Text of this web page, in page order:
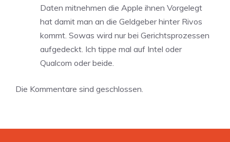
Daten mitnehmen die Apple ihnen Vorgelegt
hat damit man an die Geldgeber hinter Rivos
kommt. Sowas wird nur bei Gerichtsprozessen
aufgedeckt. Ich tippe mal auf Intel oder
Qualcom oder beide.
Die Kommentare sind geschlossen.